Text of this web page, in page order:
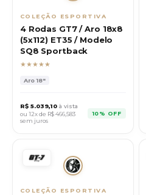
COLEÇÃO ESPORTIVA
4 Rodas GT7 / Aro 18x8
(5x112) ET35 / Modelo
SQ8 Sportback
★★★★★
Aro18"
R$ 5.039,10 à vista
ou 12x de R$466,583
sem juros
10% OFF
COLEÇÃO ESPORTIVA